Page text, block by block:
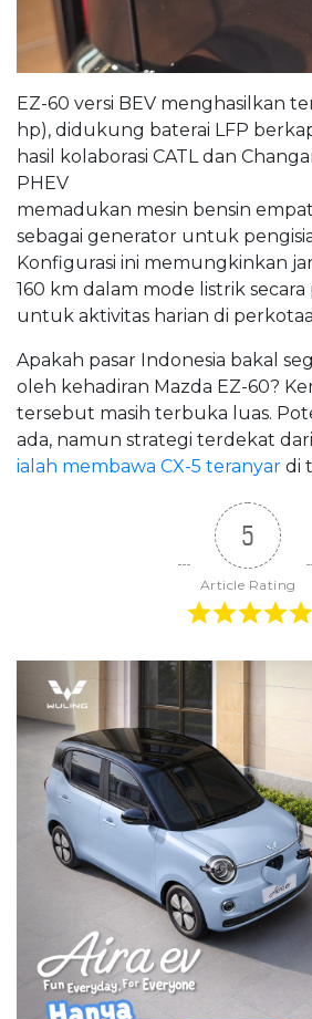
EZ-60 versi BEV menghasilkan
hp), didukung baterai LFP
hasil kolaborasi CATL dan
PHEV
memadukan mesin bensin
sebagai generator untuk
Konfigurasi ini memungkinkan
160 km dalam mode listrik
untuk aktivitas harian di
Apakah pasar Indonesia bakal
oleh kehadiran Mazda EZ-60?
tersebut masih terbuka luas.
ada, namun strategi terdekat dari
ialah membawa CX-5 teranyar di
5
Article Rating